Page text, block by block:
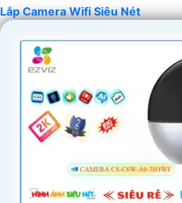
Lắp Camera Wifi Siêu Nét